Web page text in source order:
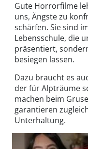
Gute Horrorfilme
uns, Ängste zu
schärfen. Sie sind
Lebensschule, die
präsentiert,
besiegen lassen.
Dazu braucht es
der für Alpträume
machen beim
garantieren
Unterhaltung.